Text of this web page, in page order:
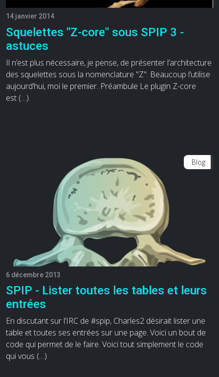
14 janvier 2014
Squelettes "Z-core" sous SPIP 3 -
astuces
Il n’est plus nécessaire, je pense, de présenter l’architecture
des squelettes sous la nomenclature "Z". Beaucoup l’utilise
aujourd’hui, moi le premier. Préambule Le plugin Z-core
est (…)
Blog
6 décembre 2013
SPIP - Lister toutes les tables et leurs
entrées
En discutant sur l’IRC de #spip, Charles2 désirait lister une
table et toutes ses entrées sur une page. Voici un bout de
code qui permet de le faire. Voici tout simplement le code
qui vous (…)